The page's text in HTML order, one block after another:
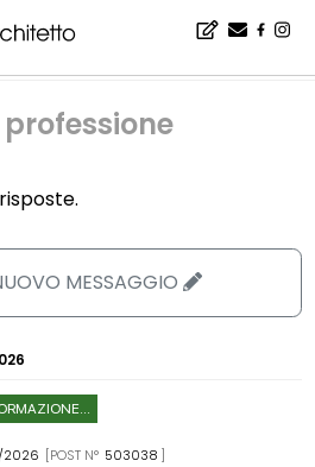
MESSAGGIO
[POST N° 503038 ]